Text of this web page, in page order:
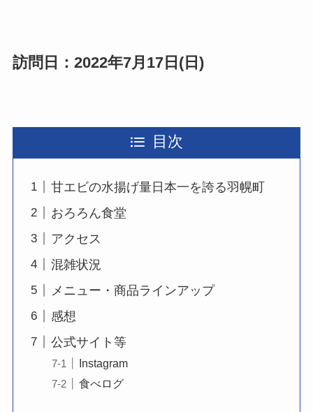
訪問日：2022年7月17日(日)
目次
甘エビの水揚げ量日本一を誇る羽幌町
おろろん食堂
アクセス
混雑状況
メニュー・商品ラインアップ
感想
公式サイト等
Instagram
食べログ